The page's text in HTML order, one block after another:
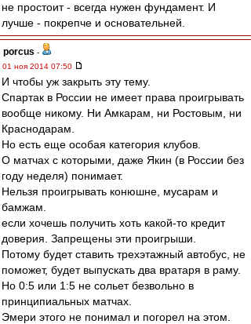
не простоит - всегда нужен фундамент. И
лучше - покрепче и основательней.
porcus -
01 ноя 2014 07:50
И чтобы уж закрыть эту тему.
Спартак в России не имеет права проигрывать
вообще никому. Ни Амкарам, ни Ростовым, ни
Краснодарам.
Но есть еще особая категория клубов.
О матчах с которыми, даже Якин (в России без
году неделя) понимает.
Нельзя проигрывать конюшне, мусарам и
бамжам.
если хочешь получить хоть какой-то кредит
доверия. Запрещены эти проигрыши.
Потому будет ставить трехэтажный автобус, не
поможет, будет выпускать два вратаря в раму.
Но 0:5 или 1:5 не сольет безвольно в
принципиальных матчах.
Эмери этого не понимал и погорел на этом.